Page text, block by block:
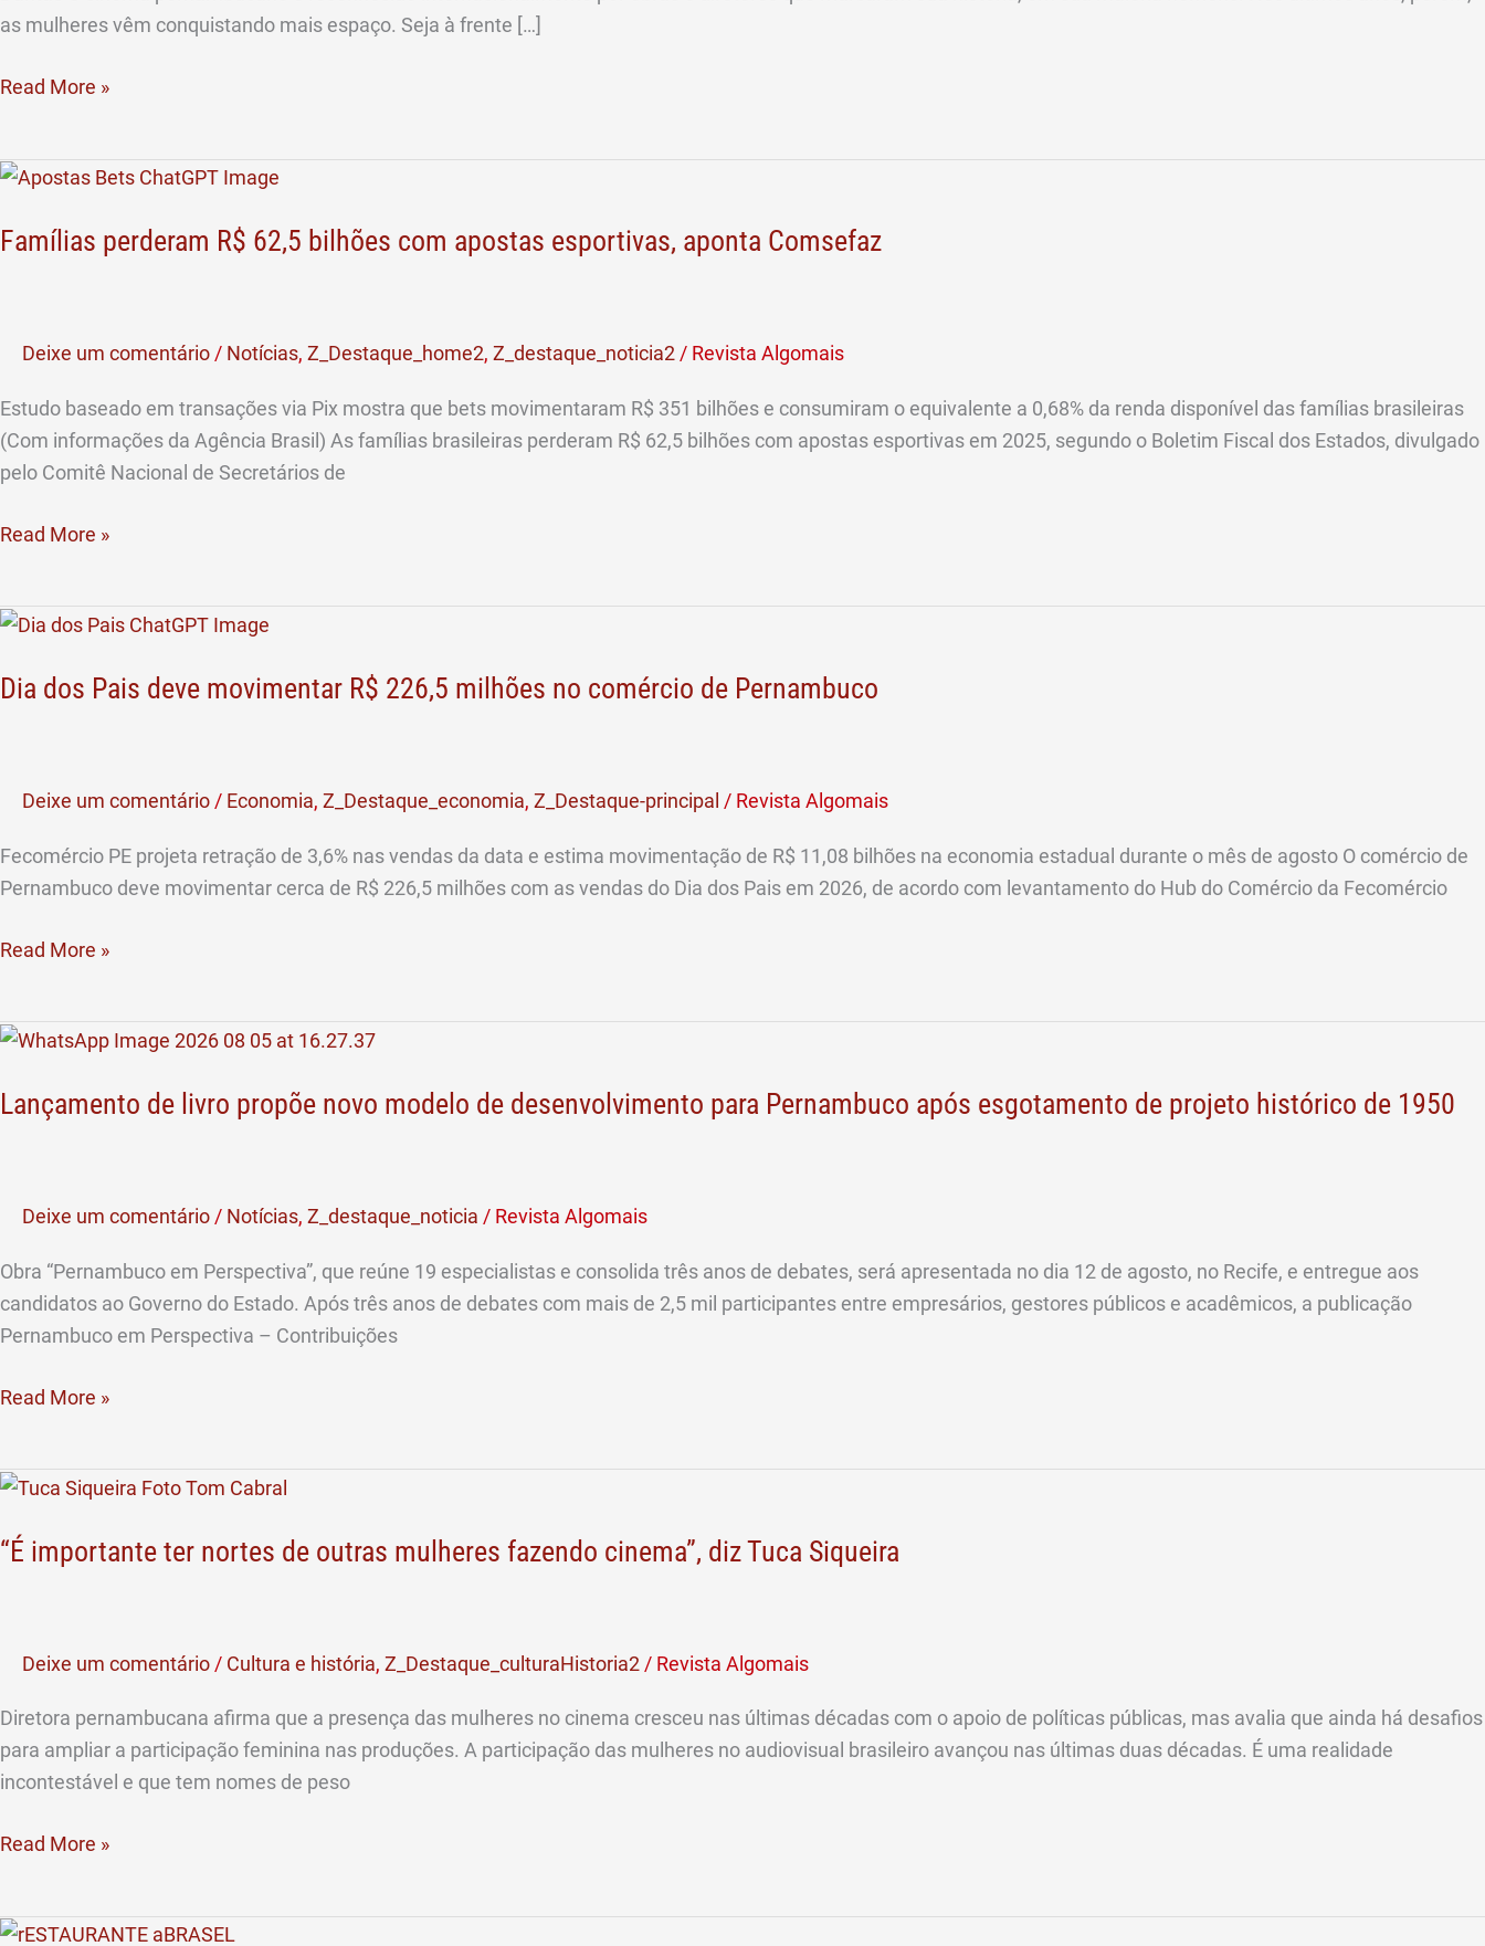
as mulheres vêm conquistando mais espaço. Seja à frente […]
Read More »
Famílias perderam R$ 62,5 bilhões com apostas esportivas, aponta Comsefaz
Deixe um comentário/ Notícias, Z_Destaque_home2, Z_destaque_noticia2/ Revista Algomais
Estudo baseado em transações via Pix mostra que bets movimentaram R$ 351 bilhões e consumiram o equivalente a 0,68% da renda disponível das famílias brasileiras
(Com informações da Agência Brasil) As famílias brasileiras perderam R$ 62,5 bilhões com apostas esportivas em 2025, segundo o Boletim Fiscal dos Estados, divulgado
pelo Comitê Nacional de Secretários de
Famílias
R$
apostas
esportivas,
aponta
Comsefaz
Read More »
Dia dos Pais deve movimentar R$ 226,5 milhões no comércio de Pernambuco
Deixe um comentário/ Economia, Z_Destaque_economia, Z_Destaque-principal / Revista Algomais
Fecomércio PE projeta retração de 3,6% nas vendas da data e estima movimentação de R$ 11,08 bilhões na economia estadual durante o mês de agosto O comércio de
Pernambuco deve movimentar cerca de R$ 226,5 milhões com as vendas do Dia dos Pais em 2026, de acordo com levantamento do Hub do Comércio da Fecomércio
Dia
Pais
226,5
milhões
no
de
Read More »
Lançamento de livro propõe novo modelo de desenvolvimento para Pernambuco após esgotamento de projeto histórico de 1950
Deixe um comentário / Notícias, Z_destaque_noticia / Revista Algomais
Obra “Pernambuco em Perspectiva”, que reúne 19 especialistas e consolida três anos de debates, será apresentada no dia 12 de agosto, no Recife, e entregue aos
candidatos ao Governo do Estado. Após três anos de debates com mais de 2,5 mil participantes entre empresários, gestores públicos e acadêmicos, a publicação
Pernambuco em Perspectiva – Contribuições
Lançamento
livro
desenvolvimento
para
Pernambuco
esgotamento
histórico
1950
Read More »
“É importante ter nortes de outras mulheres fazendo cinema”, diz Tuca Siqueira
Deixe um comentário / Cultura e história, Z_Destaque_culturaHistoria2 / Revista Algomais
Diretora pernambucana afirma que a presença das mulheres no cinema cresceu nas últimas décadas com o apoio de políticas públicas, mas avalia que ainda há desafios
para ampliar a participação feminina nas produções. A participação das mulheres no audiovisual brasileiro avançou nas últimas duas décadas. É uma realidade
incontestável e que tem nomes de peso
“É
ter
mulheres
fazendo
cinema”,
diz
Siqueira
Read More »
Bares